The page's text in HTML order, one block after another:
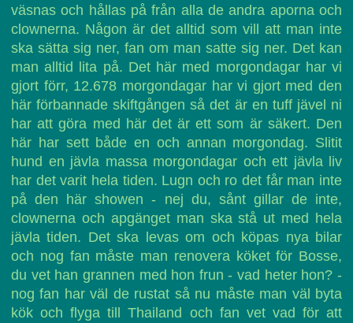
väsnas och hållas på från alla de andra aporna och
clownerna. Någon är det alltid som vill att man inte
ska sätta sig ner, fan om man satte sig ner. Det kan
man alltid lita på. Det här med morgondagar har vi
gjort förr, 12.678 morgondagar har vi gjort med den
här förbannade skiftgången så det är en tuff jävel ni
har att göra med här det är ett som är säkert. Den
här har sett både en och annan morgondag. Slitit
hund en jävla massa morgondagar och ett jävla liv
har det varit hela tiden. Lugn och ro det får man inte
på den här showen - nej du, sånt gillar de inte,
clownerna och apgänget man ska stå ut med hela
jävla tiden. Det ska levas om och köpas nya bilar
och nog fan måste man renovera köket för Bosse,
du vet han grannen med hon frun - vad heter hon? -
nog fan har väl de rustat så nu måste man väl byta
kök och flyga till Thailand och fan vet vad för att